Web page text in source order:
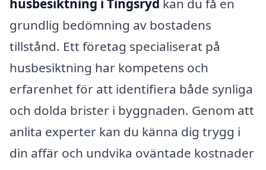
husbesiktning i Tingsryd kan du få en
grundlig bedömning av bostadens
tillstånd. Ett företag specialiserat på
husbesiktning har kompetens och
erfarenhet för att identifiera både synliga
och dolda brister i byggnaden. Genom att
anlita experter kan du känna dig trygg i
din affär och undvika oväntade kostnader